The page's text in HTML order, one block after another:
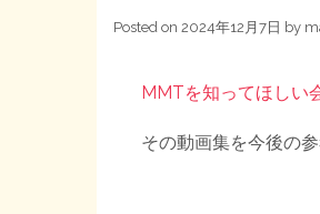
Posted on 2024年12月7日 by
MMTを知ってほしい
その動画集を今後の